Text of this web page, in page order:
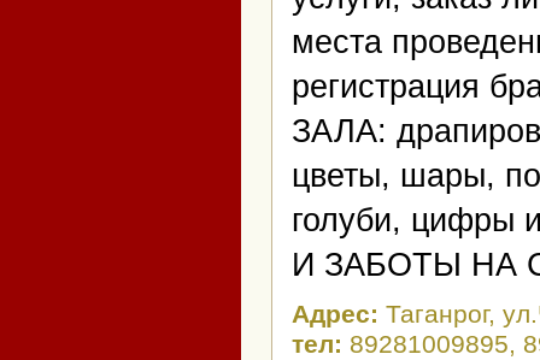
места
регистрация
ЗАЛА:
цветы, шары,
голуби,
И ЗАБОТЫ НА
Адрес: Таганрог,
тел: 89281009895,